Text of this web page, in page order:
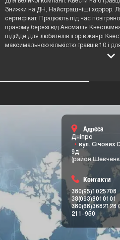
Для великої компанії. Квести на 6
Знижки на ДН, Найстрашніші хоррор.
сертифікат, Працюють під час
правому березі від
підійде для любителів ігор в жанрі
максимальною кількістю гравців 10 і для
Адреса
Дніпро
вул. Січових
9д
(район
Контакти
380(95)1025708
38(093)8010101
380(68)3682128